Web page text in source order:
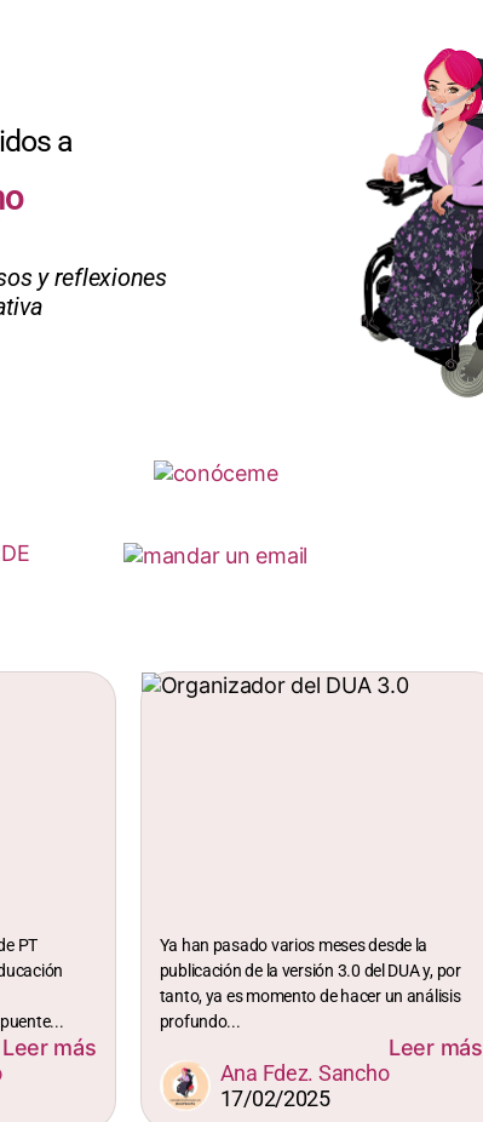
a
y reflexiones
PT
Leer más
Ya han pasado varios meses desde la
publicación de la versión 3.0 del DUA y, por
tanto, ya es momento de hacer un análisis
profundo...
Leer más
Ana Fdez. Sancho
17/02/2025